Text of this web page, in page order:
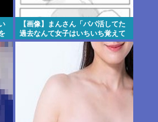
【画像】まんさん「パパ活してた
過去なんて女子はいちいち覚えて
ないから」www